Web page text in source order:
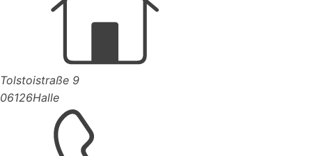
Tolstoistraße 9
06126Halle